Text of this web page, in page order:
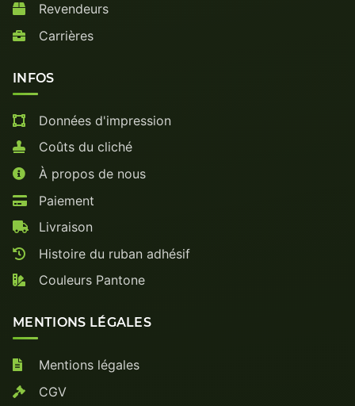
Revendeurs
Carrières
INFOS
Données d'impression
Coûts du cliché
À propos de nous
Paiement
Livraison
Histoire du ruban adhésif
Couleurs Pantone
MENTIONS LÉGALES
Mentions légales
CGV